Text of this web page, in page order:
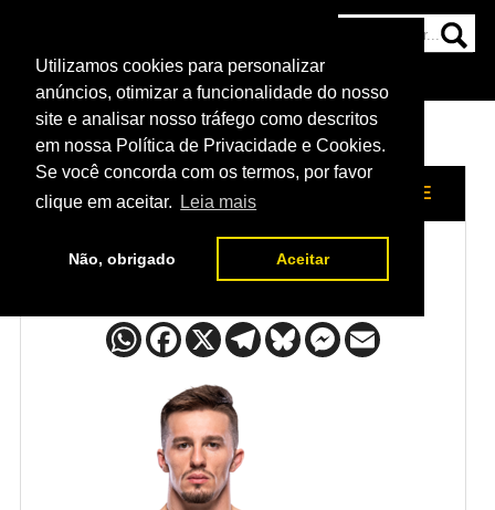
Utilizamos cookies para personalizar
anúncios, otimizar a funcionalidade do nosso
site e analisar nosso tráfego como descritos
em nossa Política de Privacidade e Cookies.
Se você concorda com os termos, por favor
clique em aceitar.
Leia mais
Não, obrigado Aceitar
NOTÍCIAS
HOME LUTADORES / BRENDON MAROTTE
Brendon Marotte